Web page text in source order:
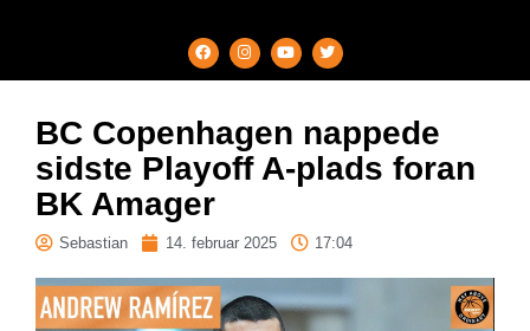
BC Copenhagen nappede
sidste Playoff A-plads foran
BK Amager
Sebastian 14. februar 2025 17:04